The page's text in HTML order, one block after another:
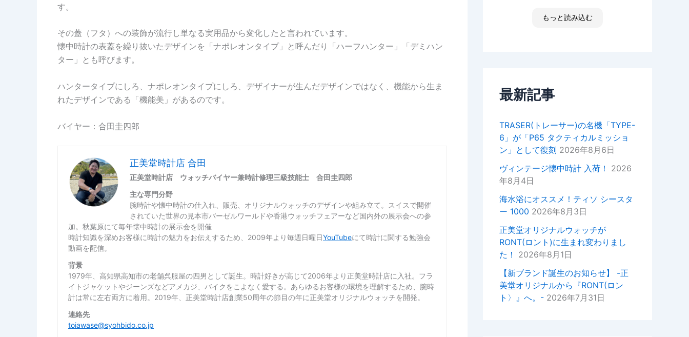
す。
その蓋（フタ）への装飾が流行し単なる実用品から変化したと言われています。
懐中時計の表蓋を繰り抜いたデザインを「ナポレオンタイプ」と呼んだり「ハーフハンター」「デミハン
ター」とも呼びます。
ハンタータイプにしろ、ナポレオンタイプにしろ、デザイナーが生んだデザインではなく、機能から生ま
れたデザインである「機能美」があるのです。
バイヤー：合田圭四郎
正美堂時計店 合田
正美堂時計店 ウォッチバイヤー兼時計修理三級技能士 合田圭四郎
主な専門分野
腕時計や懐中時計の仕入れ、販売、オリジナルウォッチのデザインや組み立て。スイスで開催
されていた世界の見本市バーゼルワールドや香港ウォッチフェアーなど国内外の展示会への参
加。秋葉原にて毎年懐中時計の展示会を開催
時計知識を深めお客様に時計の魅力をお伝えするため、2009年より毎週日曜日YouTubeにて時計に関する勉強会
動画を配信。
背景
1979年、高知県高知市の老舗呉服屋の四男として誕生。時計好きが高じて2006年より正美堂時計店に入社。フラ
イトジャケットやジーンズなどアメカジ、バイクをこよなく愛する。あらゆるお客様の環境を理解するため、腕時
計は常に左右両方に着用。2019年、正美堂時計店創業50周年の節目の年に正美堂オリジナルウォッチを開発。
連絡先
toiawase@syohbido.co.jp
正美堂スタッフ
な時間でした
高知 あと何回伺う事があるだ
セイコーのオートクォーツ 褒め
てもらえた！
オーナーからの返信
k様
この度は嬉しい評価をいただき誠
にありがとうございます。
YouTubeの動画もご覧いただい
ているとのことで、スタッフ一同
大変嬉しい気持ちでございます。
次お越しの際はぜひお話しさせて
いただきたいので宜しければお声
掛けいただけると幸いでございま
す。
今後ともどうぞよろしくお願いい
たします。
正美堂時計店スタッフ
もっと読み込む
最新記事
TRASER(トレーサー)の名機「TYPE-
6」が「P65 タクティカルミッショ
ン」として復刻 2026年8月6日
ヴィンテージ懐中時計 入荷！
2026
年8月4日
海水浴にオススメ！ティソ シースタ
ー 1000 2026年8月3日
正美堂オリジナルウォッチが
RONT(ロント)に生まれ変わりまし
た！
2026年8月1日
【新ブランド誕生のお知らせ】 -正
美堂オリジナルから『RONT(ロン
ト〉』へ。- 2026年7月31日